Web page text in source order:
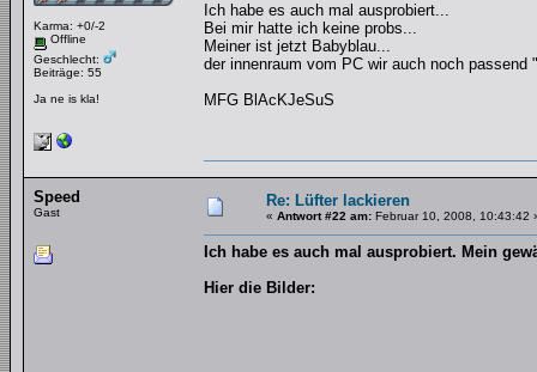
Karma: +0/-2
Offline
Geschlecht:
Beiträge: 55
Ja ne is kla!
Ich habe es auch mal ausprobiert...
Bei mir hatte ich keine probs...
Meiner ist jetzt Babyblau...
der innenraum vom PC wir auch noch passend
MFG BlAcKJeSuS
Speed
Gast
Re: Lüfter lackieren
« Antwort #22 am: Februar 10, 2008, 10:43:42
Ich habe es auch mal ausprobiert. Mein
Hier die Bilder: